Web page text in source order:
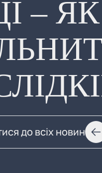
– ЯК
до всіх новин